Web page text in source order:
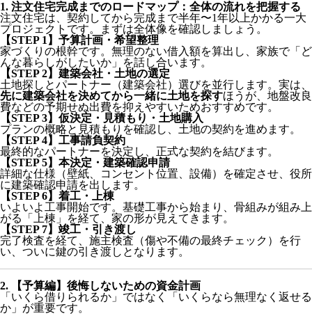
1. 注文住宅完成までのロードマップ：全体の流れを把握する
注文住宅は、契約してから完成まで半年〜1年以上かかる一大
プロジェクトです。まずは全体像を確認しましょう。
【STEP 1】予算計画・希望整理
家づくりの根幹です。無理のない借入額を算出し、家族で「ど
んな暮らしがしたいか」を話し合います。
【STEP 2】建築会社・土地の選定
土地探しとパートナー（建築会社）選びを並行します。実は、
先に建築会社を決めてから一緒に土地を探すほうが、地盤改良
費などの予期せぬ出費を抑えやすいためおすすめです。
【STEP 3】仮決定・見積もり・土地購入
プランの概略と見積もりを確認し、土地の契約を進めます。
【STEP 4】工事請負契約
最終的なパートナーを決定し、正式な契約を結びます。
【STEP 5】本決定・建築確認申請
詳細な仕様（壁紙、コンセント位置、設備）を確定させ、役所
に建築確認申請を出します。
【STEP 6】着工・上棟
いよいよ工事開始です。基礎工事から始まり、骨組みが組み上
がる「上棟」を経て、家の形が見えてきます。
【STEP 7】竣工・引き渡し
完了検査を経て、施主検査（傷や不備の最終チェック）を行
い、ついに鍵の引き渡しとなります。
2. 【予算編】後悔しないための資金計画
「いくら借りられるか」ではなく「いくらなら無理なく返せる
か」が重要です。